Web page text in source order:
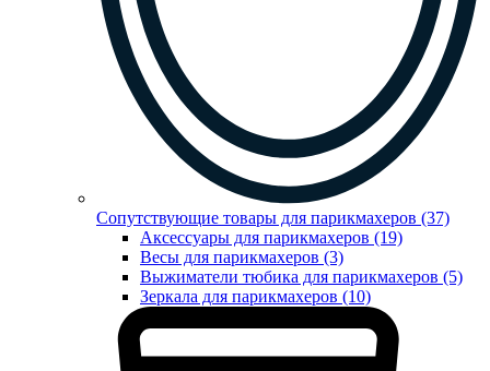
Сопутствующие товары для парикмахеров (37)
Аксессуары для парикмахеров (19)
Весы для парикмахеров (3)
Выжиматели тюбика для парикмахеров (5)
Зеркала для парикмахеров (10)